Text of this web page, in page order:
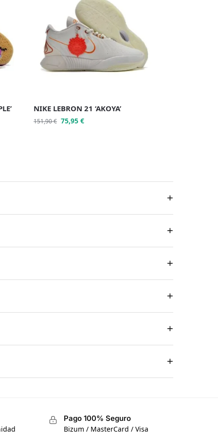
NIKE LEBRON 21 ‘AKOYA’
151,90€ 75,95€
+
+
+
+
+
+
Pago 100% Seguro
Bizum / MasterCard / Visa